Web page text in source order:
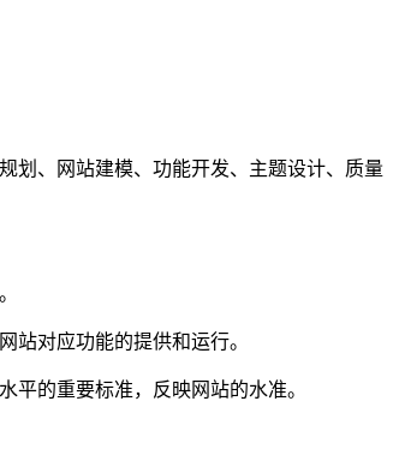
划、网站建模、功能开发、主题设计、质量
站对应功能的提供和运行。
平的重要标准，反映网站的水准。